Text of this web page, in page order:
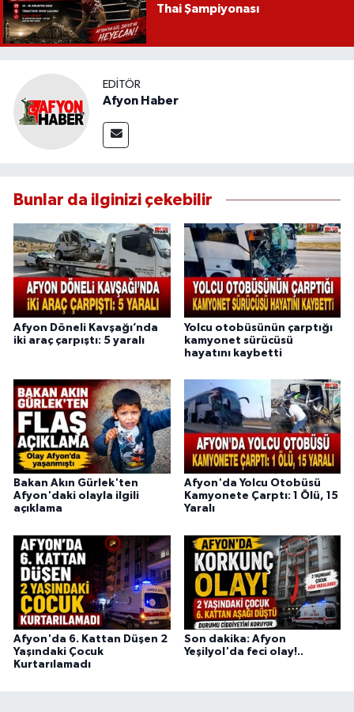
Thai Şampiyonası
EDITÖR
Afyon Haber
Bunlar da ilginizi çekebilir
Afyon Döneli Kavşağı’nda
iki araç çarpıştı: 5 yaralı
Yolcu otobüsünün çarptığı
kamyonet sürücüsü
hayatını kaybetti
Bakan Akın Gürlek'ten
Afyon'daki olayla ilgili
açıklama
Afyon'da Yolcu Otobüsü
Kamyonete Çarptı: 1 Ölü, 15
Yaralı
Afyon'da 6. Kattan Düşen 2
Yaşındaki Çocuk
Kurtarılamadı
Son dakika: Afyon
Yeşilyol'da feci olay!..